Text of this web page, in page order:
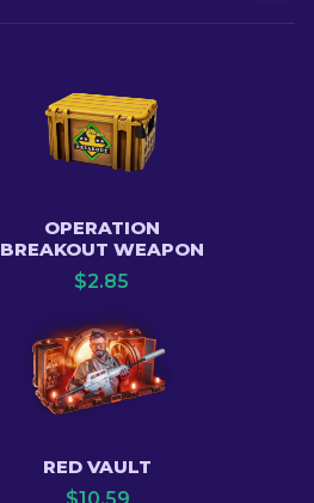
OPERATION
BREAKOUT WEAPON
$2.85
RED VAULT